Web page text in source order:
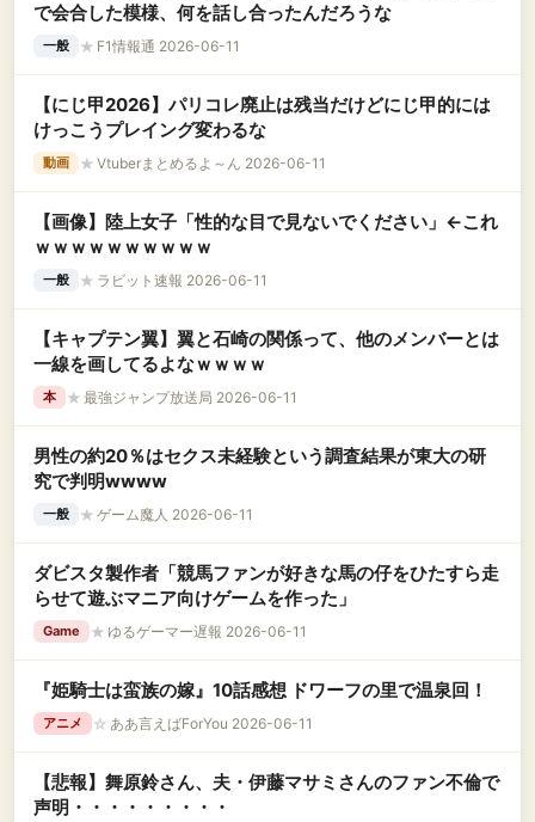
で会合した模様、何を話し合ったんだろうな
一般 ★ F1情報通 2026-06-11
【にじ甲2026】パリコレ廃止は残当だけどにじ甲的には
けっこうプレイング変わるな
動画 ★ Vtuberまとめるよ～ん 2026-06-11
【画像】陸上女子「性的な目で見ないでください」←これ
ｗｗｗｗｗｗｗｗｗｗ
一般 ★ ラビット速報 2026-06-11
【キャプテン翼】翼と石崎の関係って、他のメンバーとは
一線を画してるよなｗｗｗｗ
本 ★ 最強ジャンプ放送局 2026-06-11
男性の約20％はセクス未経験という調査結果が東大の研
究で判明wwww
一般 ★ ゲーム魔人 2026-06-11
ダビスタ製作者「競馬ファンが好きな馬の仔をひたすら走
らせて遊ぶマニア向けゲームを作った」
Game ★ ゆるゲーマー遅報 2026-06-11
『姫騎士は蛮族の嫁』10話感想 ドワーフの里で温泉回！
アニメ ☆ ああ言えばForYou 2026-06-11
【悲報】舞原鈴さん、夫・伊藤マサミさんのファン不倫で
声明・・・・・・・・・